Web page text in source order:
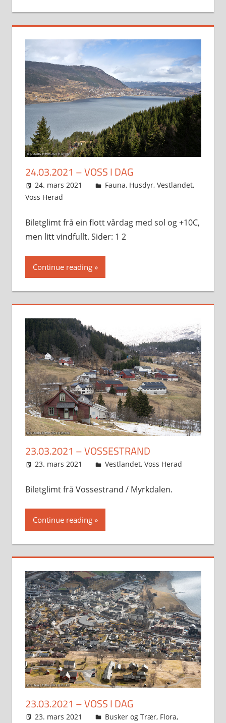
24.03.2021 – VOSS I DAG
24. mars 2021 Svein
Fauna, Husdyr, Vestlandet,
Voss Herad
Biletglimt frå ein flott vårdag med sol og +10C,
men litt vindfullt. Sider: 1 2
Continue reading
23.03.2021 – VOSSESTRAND
23. mars 2021 Svein
Vestlandet, Voss Herad
Biletglimt frå Vossestrand / Myrkdalen.
Continue reading
23.03.2021 – VOSS I DAG
23. mars 2021 Svein
Busker og Trær, Flora,